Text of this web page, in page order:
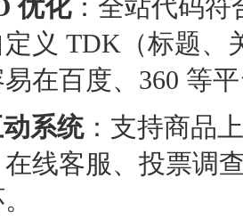
优化：全站代码符
义 TDK（标题、
在百度、360 等
系统：支持商品
线客服、投票调